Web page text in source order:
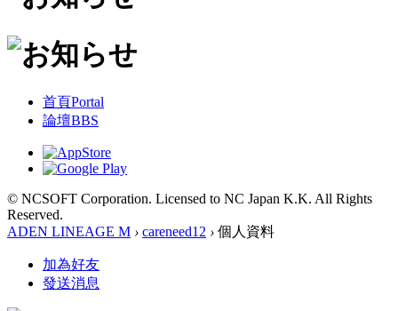
首頁Portal
論壇BBS
© NCSOFT Corporation. Licensed to NC Japan K.K. All Rights
Reserved.
ADEN LINEAGE M › careneed12 › 個人資料
加為好友
發送消息